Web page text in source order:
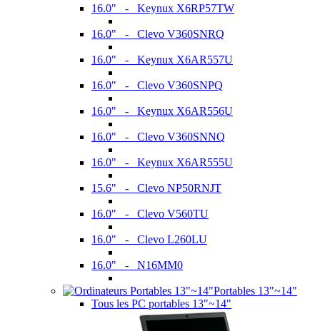
16.0" - Keynux X6RP57TW
16.0" - Clevo V360SNRQ
16.0" - Keynux X6AR557U
16.0" - Clevo V360SNPQ
16.0" - Keynux X6AR556U
16.0" - Clevo V360SNNQ
16.0" - Keynux X6AR555U
15.6" - Clevo NP50RNJT
16.0" - Clevo V560TU
16.0" - Clevo L260LU
16.0" - N16MM0
Portables 13"~14"
Tous les PC portables 13"~14"